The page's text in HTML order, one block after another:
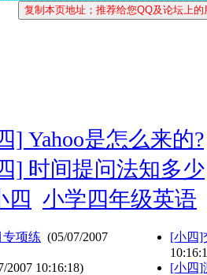
] Yahoo是怎么来的?
] 时间提问法知多少
四 小学四年级英语
项练 (05/07/2007
2007 10:16:18)
[小四]
[小四]